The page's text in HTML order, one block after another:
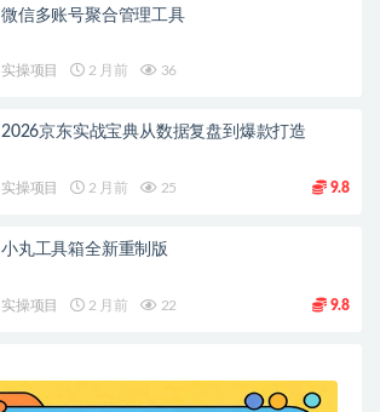
微信多账号聚合管理工具
实操项目 2 月前 36
2026京东实战宝典从数据复盘到爆款打造
实操项目 2 月前 25 9.8
小丸工具箱全新重制版
实操项目 2 月前 22 9.8